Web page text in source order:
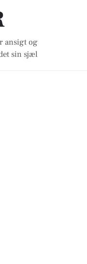
ansigt og
sin sjæl